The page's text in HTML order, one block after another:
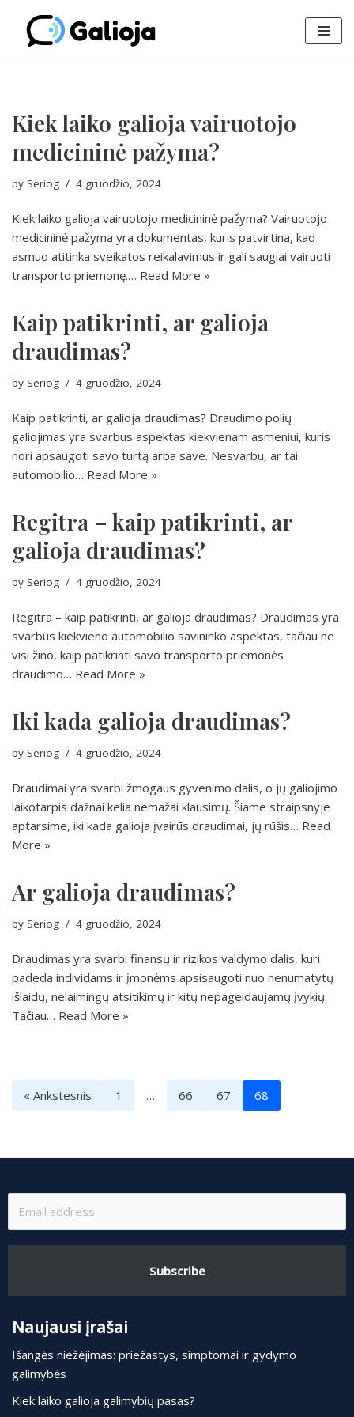
Skip
Kiek laiko galioja vairuotojo
medicininė pažyma?
by Seriog 4 gruodžio, 2024
Kiek laiko galioja vairuotojo medicininė pažyma? Vairuotojo
medicininė pažyma yra dokumentas, kuris patvirtina, kad
asmuo atitinka sveikatos reikalavimus ir gali saugiai vairuoti
transporto priemonę.… Read More »
Kaip patikrinti, ar galioja
draudimas?
by Seriog 4 gruodžio, 2024
Kaip patikrinti, ar galioja draudimas? Draudimo polių
galiojimas yra svarbus aspektas kiekvienam asmeniui, kuris
nori apsaugoti savo turtą arba save. Nesvarbu, ar tai
automobilio… Read More »
Regitra – kaip patikrinti, ar
galioja draudimas?
by Seriog 4 gruodžio, 2024
Regitra – kaip patikrinti, ar galioja draudimas? Draudimas yra
svarbus kiekvieno automobilio savininko aspektas, tačiau ne
visi žino, kaip patikrinti savo transporto priemonės
draudimo… Read More »
Iki kada galioja draudimas?
by Seriog 4 gruodžio, 2024
Draudimai yra svarbi žmogaus gyvenimo dalis, o jų galiojimo
laikotarpis dažnai kelia nemažai klausimų. Šiame straipsnyje
aptarsime, iki kada galioja įvairūs draudimai, jų rūšis… Read
More »
Ar galioja draudimas?
by Seriog 4 gruodžio, 2024
Draudimas yra svarbi finansų ir rizikos valdymo dalis, kuri
padeda individams ir įmonėms apsisaugoti nuo nenumatytų
išlaidų, nelaimingų atsitikimų ir kitų nepageidaujamų įvykių.
Tačiau… Read More »
« Ankstesnis 1 … 66 67 68
Subscribe
Naujausi įrašai
Išangės niežėjimas: priežastys, simptomai ir gydymo
galimybės
Kiek laiko galioja galimybių pasas?